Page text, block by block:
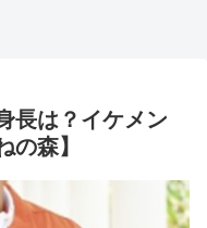
長は？イケメン
の森】